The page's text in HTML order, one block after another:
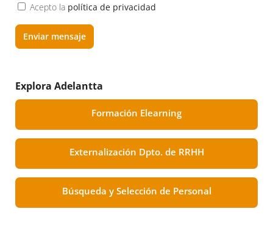
Acepto la política de privacidad
Enviar mensaje
Explora Adelantta
Formación Elearning
Externalización Dpto. de RRHH
Búsqueda y Selección de Personal